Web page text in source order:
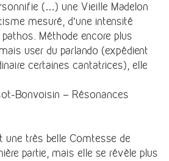
(…) une Vieille Madelon
mesuré, d’une intensité
Méthode encore plus
user du parlando (expédient
certaines cantatrices), elle
Bonvoisin – Résonances
une très belle Comtesse de
partie, mais elle se révèle plus